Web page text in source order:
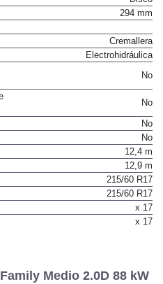
294 mm
Cremallera
Electrohidráulica
No
No
No
No
12,4 m
12,9 m
215/60 R17
215/60 R17
x 17
x 17
Medio 2.0D 88 kW